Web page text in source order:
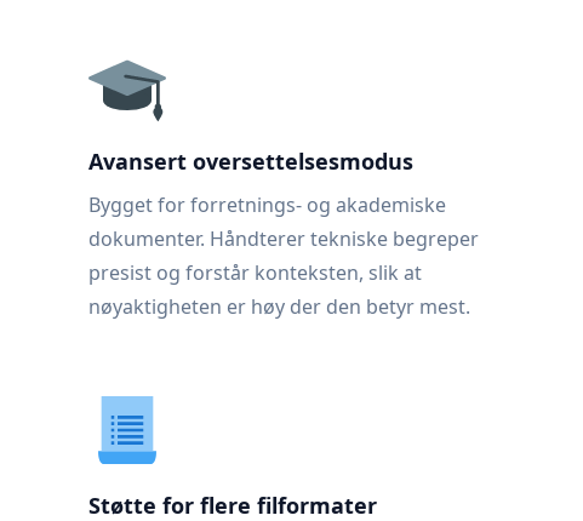
Avansert oversettelsesmodus
Bygget for forretnings- og akademiske
dokumenter. Håndterer tekniske begreper
presist og forstår konteksten, slik at
nøyaktigheten er høy der den betyr mest.
Støtte for flere filformater